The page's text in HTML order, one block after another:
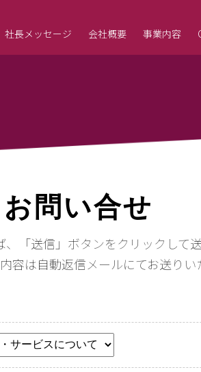
社長メッセージ 会社概要 事業内容
お問い合せ
「送信」ボタンをクリックして送
容は自動返信メールにてお送りい